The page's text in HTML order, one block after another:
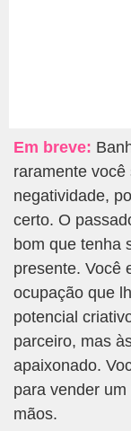
Em breve:
raramente
negatividade,
certo. O
bom que tenha
presente. Você
ocupação que
potencial
parceiro, mas
apaixonado.
para vender
mãos.